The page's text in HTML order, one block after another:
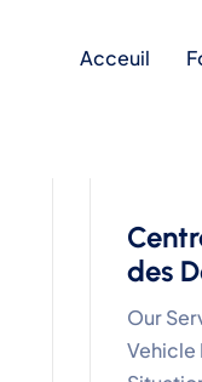
Acceuil
des
Our
Vehicle